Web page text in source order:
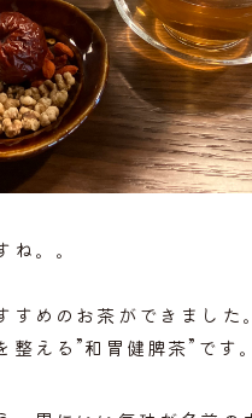
。。
すめのお茶ができました。
える”和胃健脾茶”です。